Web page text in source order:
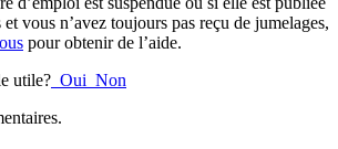
vous n’avez toujours pas reçu de jumelages,
pour obtenir de l’aide.
utile? Oui Non